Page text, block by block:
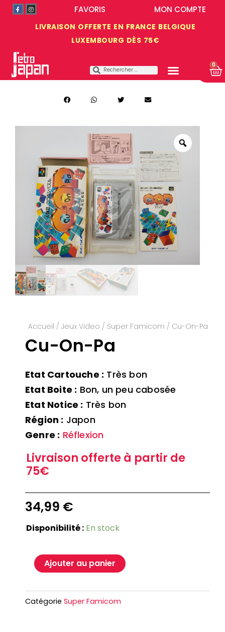
LIVRAISON OFFERTE EN FRANCE BELGIQUE
LUXEMBOURG DÈS 75€
MON COMPTE
FAVORIS
0
Accueil / Jeux Video / Super Famicom / Cu-On-Pa
Cu-On-Pa
Etat Cartouche : Très bon
Etat Boite : Bon, un peu cabosée
Etat Notice : Très bon
Région : Japon
Genre : Réflexion
Livraison offerte à partir de
75€
34,99 €
Disponibilité : En stock
Ajouter au panier
Catégorie Super Famicom